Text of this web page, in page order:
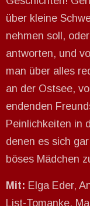
über kleine
nehmen soll,
antworten, und
man über alles
an der Ostsee,
endenden
Peinlichkeiten in
denen es sich
böses Mädchen
Mit: Elga Eder,
List-Tomanke,